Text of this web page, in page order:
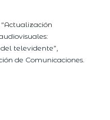
televidente”,
de Comunicaciones.